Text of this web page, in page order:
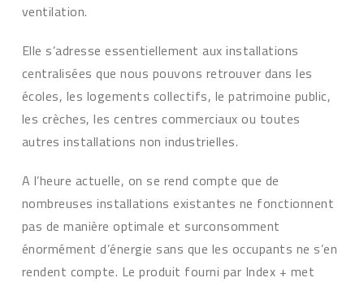
ventilation.
Elle s’adresse essentiellement aux installations
centralisées que nous pouvons retrouver dans les
écoles, les logements collectifs, le patrimoine public,
les crèches, les centres commerciaux ou toutes
autres installations non industrielles.
A l’heure actuelle, on se rend compte que de
nombreuses installations existantes ne fonctionnent
pas de manière optimale et surconsomment
énormément d’énergie sans que les occupants ne s’en
rendent compte. Le produit fourni par Index + met